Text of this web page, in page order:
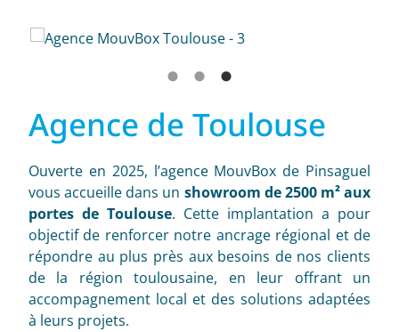
Agence de Toulouse
Ouverte en 2025, l’agence MouvBox de Pinsaguel
vous accueille dans un showroom de 2500 m² aux
portes de Toulouse. Cette implantation a pour
objectif de renforcer notre ancrage régional et de
répondre au plus près aux besoins de nos clients
de la région toulousaine, en leur offrant un
accompagnement local et des solutions adaptées
à leurs projets.